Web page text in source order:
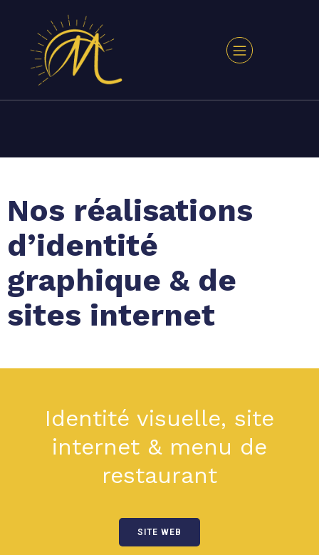
Nos réalisations
d’identité
graphique & de
sites internet
Identité visuelle, site
internet & menu de
restaurant
SITE WEB